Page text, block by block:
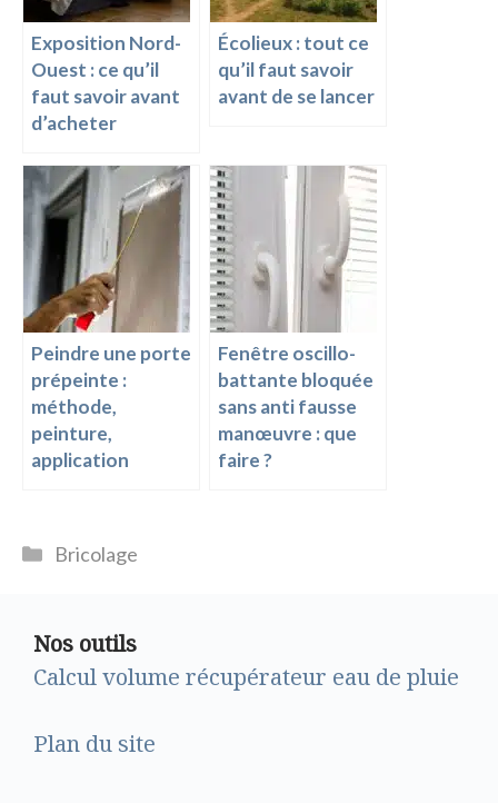
Exposition Nord-
Ouest : ce qu’il
faut savoir avant
d’acheter
Écolieux : tout ce
qu’il faut savoir
avant de se lancer
Peindre une porte
prépeinte :
méthode,
peinture,
application
Fenêtre oscillo-
battante bloquée
sans anti fausse
manœuvre : que
faire ?
Catégories
Bricolage
Nos outils
Calcul volume récupérateur eau de pluie
Plan du site